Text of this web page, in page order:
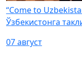
“Come to
Ўзбекистонга
07 август